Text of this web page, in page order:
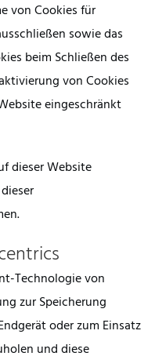
von Cookies für
sowie das
beim Schließen des
von Cookies
eingeschränkt
dieser Website
Technologie von
zur Speicherung
oder zum Einsatz
und diese